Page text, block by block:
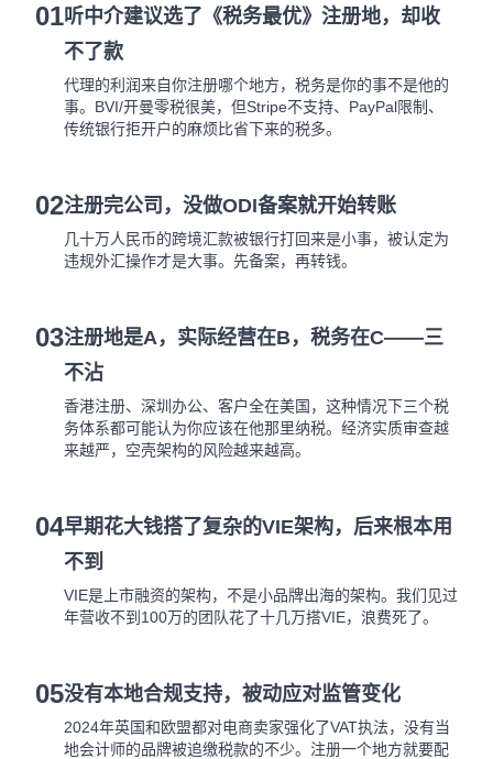
01听中介建议选了《税务最优》注册地，却收
不了款
代理的利润来自你注册哪个地方，税务是你的事不是他的
事。BVI/开曼零税很美，但Stripe不支持、PayPal限制、
传统银行拒开户的麻烦比省下来的税多。
02注册完公司，没做ODI备案就开始转账
几十万人民币的跨境汇款被银行打回来是小事，被认定为
违规外汇操作才是大事。先备案，再转钱。
03注册地是A，实际经营在B，税务在C——三
不沾
香港注册、深圳办公、客户全在美国，这种情况下三个税
务体系都可能认为你应该在他那里纳税。经济实质审查越
来越严，空壳架构的风险越来越高。
04早期花大钱搭了复杂的VIE架构，后来根本用
不到
VIE是上市融资的架构，不是小品牌出海的架构。我们见过
年营收不到100万的团队花了十几万搭VIE，浪费死了。
05没有本地合规支持，被动应对监管变化
2024年英国和欧盟都对电商卖家强化了VAT执法，没有当
地会计师的品牌被追缴税款的不少。注册一个地方就要配